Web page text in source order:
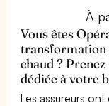
À
Vous êtes
transformation
chaud ?
dédiée à votre
Les assureurs